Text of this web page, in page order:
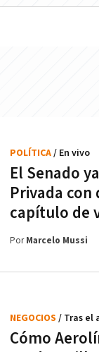
El Senado
Privada con
capítulo de
POLÍTICA/ En vivo
PorMarcelo Mussi
Cómo
NEGOCIOS / Tras el